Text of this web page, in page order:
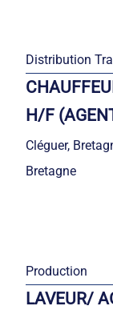
Distribution
H/F
Cléguer,
Bretagne
Production
LAVEUR/